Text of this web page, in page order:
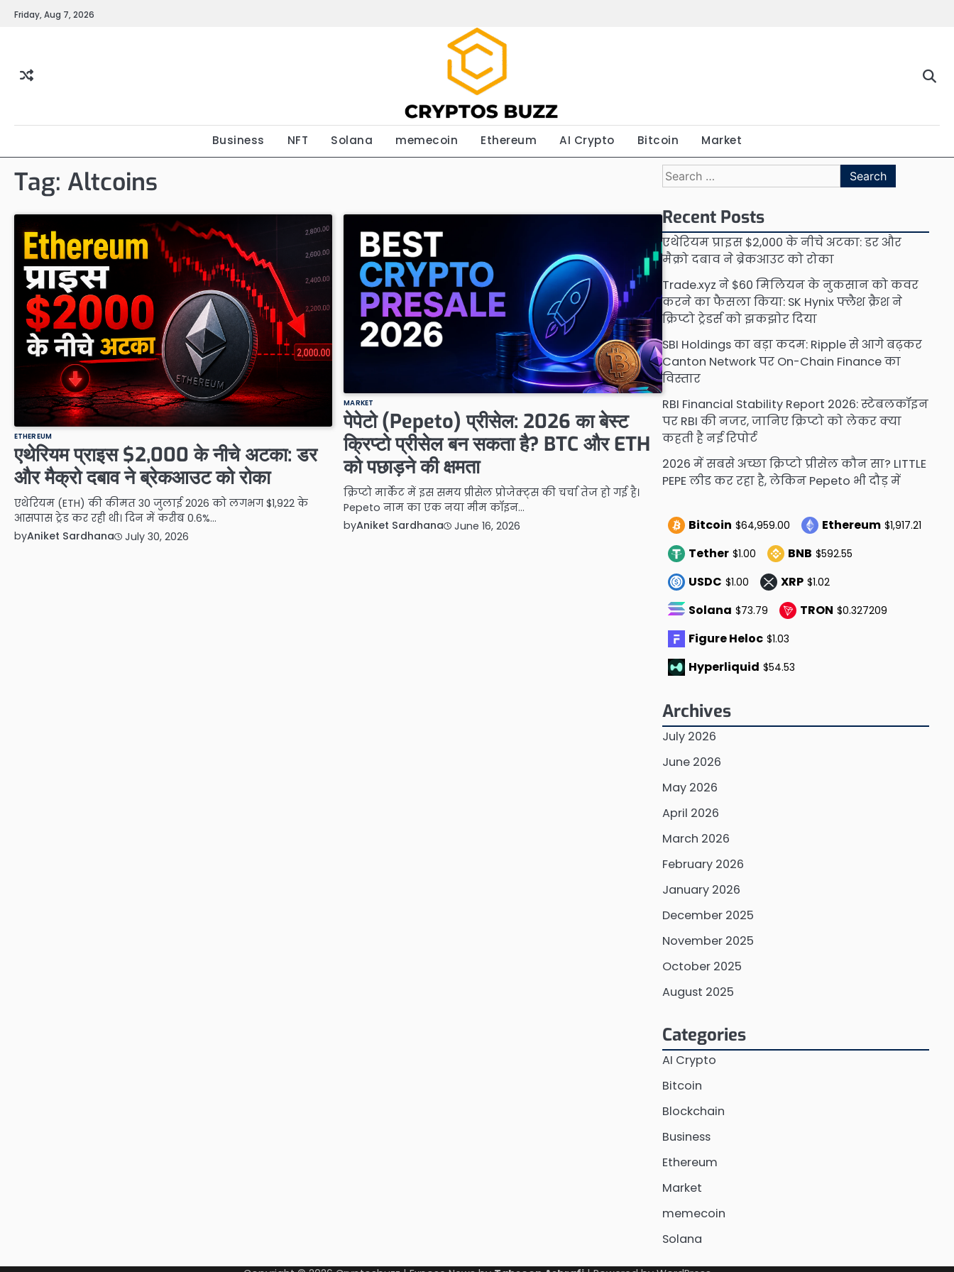
SkipFriday, Aug 7, 2026
Business NFT Solana memecoin Ethereum AI Crypto Bitcoin Market
Tag: Altcoins
ETHEREUM
एथेरियम प्राइस $2,000 के नीचे अटका: डर
और मैक्रो दबाव ने ब्रेकआउट को रोका
एथेरियम (ETH) की कीमत 30 जुलाई 2026 को लगभग $1,922 के
आसपास ट्रेड कर रही थी। दिन में करीब 0.6%…
byAniket Sardhana July 30, 2026
MARKET
पेपेटो (Pepeto) प्रीसेल: 2026 का बेस्ट
क्रिप्टो प्रीसेल बन सकता है? BTC और ETH
को पछाड़ने की क्षमता
क्रिप्टो मार्केट में इस समय प्रीसेल प्रोजेक्ट्स की चर्चा तेज हो गई है।
Pepeto नाम का एक नया मीम कॉइन…
byAniket Sardhana June 16, 2026
Search
for:
Recent Posts
एथेरियम प्राइस $2,000 के नीचे अटका: डर और
मैक्रो दबाव ने ब्रेकआउट को रोका
Trade.xyz ने $60 मिलियन के नुकसान को कवर
करने का फैसला किया: SK Hynix फ्लैश क्रैश ने
क्रिप्टो ट्रेडर्स को झकझोर दिया
SBI Holdings का बड़ा कदम: Ripple से आगे बढ़कर
Canton Network पर On-Chain Finance का
विस्तार
RBI Financial Stability Report 2026: स्टेबलकॉइन
पर RBI की नजर, जानिए क्रिप्टो को लेकर क्या
कहती है नई रिपोर्ट
2026 में सबसे अच्छा क्रिप्टो प्रीसेल कौन सा? LITTLE
PEPE लीड कर रहा है, लेकिन Pepeto भी दौड़ में
Bitcoin $64,959.00 Ethereum $1,917.21
Tether $1.00 BNB $592.55
USDC $1.00 XRP $1.02
Solana $73.79 TRON $0.327209
Figure Heloc $1.03
Hyperliquid $54.53
Archives
July 2026
June 2026
May 2026
April 2026
March 2026
February 2026
January 2026
December 2025
November 2025
October 2025
August 2025
Categories
AI Crypto
Bitcoin
Blockchain
Business
Ethereum
Market
memecoin
Solana